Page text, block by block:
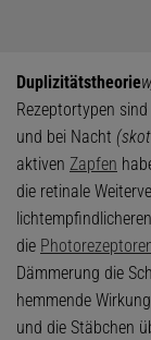
Duplizitätstheorie
Rezeptortypen
und bei Nacht
aktiven Zapfen
die retinale
lichtempfindlicheren
die
Dämmerung die
hemmende
und die Stäbchen